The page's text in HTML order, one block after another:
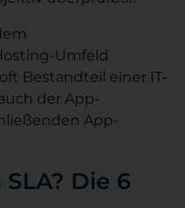
Umfeld
Bestandteil einer IT-
der App-
App-
Die 6